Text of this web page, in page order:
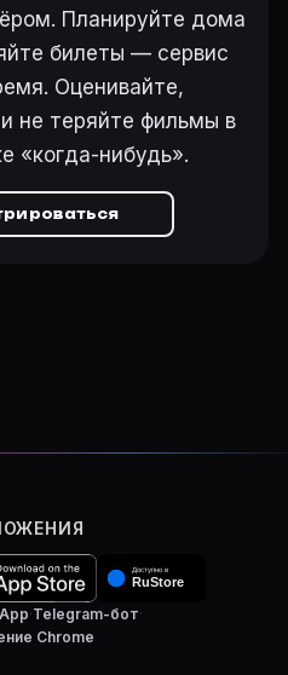
Планируйте дома
билеты — сервис
Оценивайте,
не теряйте фильмы в
«когда-нибудь».
·Telegram-бот·
Chrome